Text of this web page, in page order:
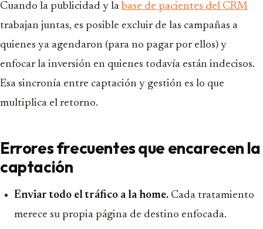
Cuando la publicidad y la base de pacientes del CRM
trabajan juntas, es posible excluir de las campañas a
quienes ya agendaron (para no pagar por ellos) y
enfocar la inversión en quienes todavía están indecisos.
Esa sincronía entre captación y gestión es lo que
multiplica el retorno.
Errores frecuentes que encarecen la
captación
Enviar todo el tráfico a la home. Cada tratamiento
merece su propia página de destino enfocada.